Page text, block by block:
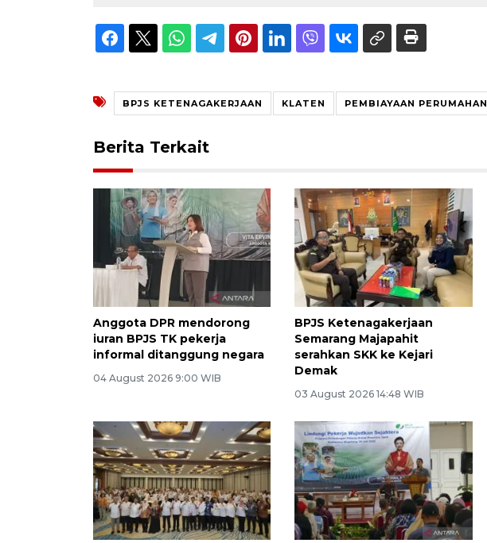
BPJS KETENAGAKERJAAN KLATEN PEMBIAYAAN PERUMAHAN
Berita Terkait
Anggota DPR mendorong
iuran BPJS TK pekerja
informal ditanggung negara
04 August 2026 9:00 WIB
BPJS Ketenagakerjaan
Semarang Majapahit
serahkan SKK ke Kejari
Demak
03 August 2026 14:48 WIB